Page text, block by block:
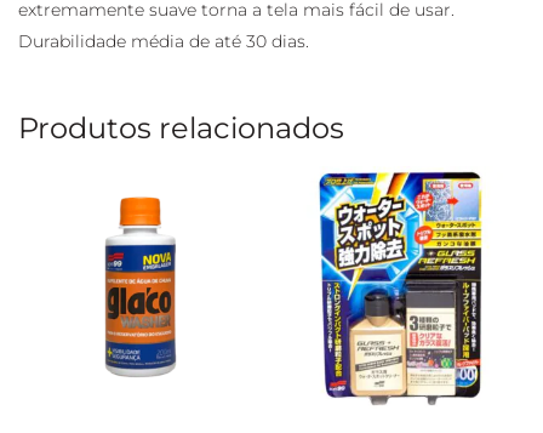
extremamente suave torna a tela mais fácil de usar.
Durabilidade média de até 30 dias.
Produtos relacionados